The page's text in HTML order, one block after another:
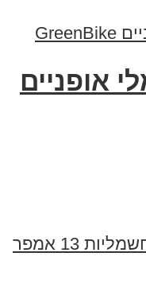
אופניים